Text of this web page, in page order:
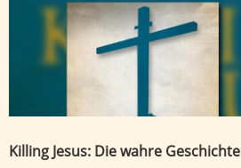
Killing Jesus: Die wahre Geschichte